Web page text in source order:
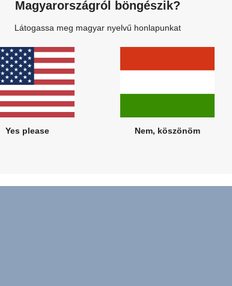
Magyarországról böngészik?
Látogassa meg magyar nyelvű honlapunkat
Yes please Nem, köszönöm